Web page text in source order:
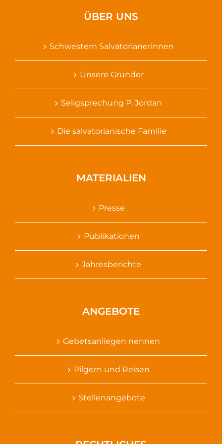
ÜBER UNS
Schwestern Salvatorianerinnen
Unsere Gründer
Seligsprechung P. Jordan
Die salvatorianische Familie
MATERIALIEN
Presse
Publikationen
Jahresberichte
ANGEBOTE
Gebetsanliegen nennen
Pilgern und Reisen
Stellenangebote